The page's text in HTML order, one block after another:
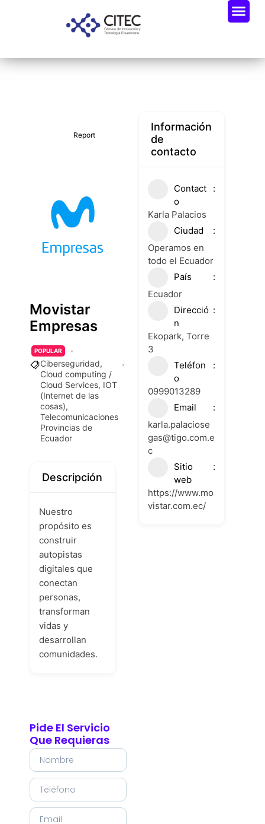
Report
Movistar
Empresas
POPULAR
Ciberseguridad,
Cloud computing /
Cloud Services, IOT
(Internet de las
cosas),
Telecomunicaciones
Provincias de
Ecuador
Descripción
Nuestro
propósito es
construir
autopistas
digitales que
conectan
personas,
transforman
vidas y
desarrollan
comunidades.
Información
de
contacto
Contact
o
Karla Palacios
Ciudad
Operamos en
todo el Ecuador
País
Ecuador
Direcció
n
Ekopark, Torre
3
Teléfon
o
0999013289
Email
karla.palaciose
gas@tigo.com.e
c
Sitio
web
https://www.mo
vistar.com.ec/
Pide El Servicio
Que Requieras